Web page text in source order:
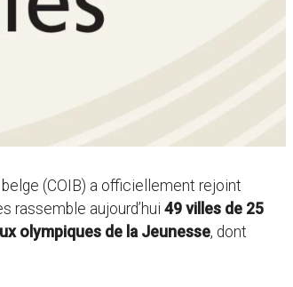
(COIB) a officiellement rejoint
rassemble aujourd’hui 49 villes de 25
olympiques de la Jeunesse, dont